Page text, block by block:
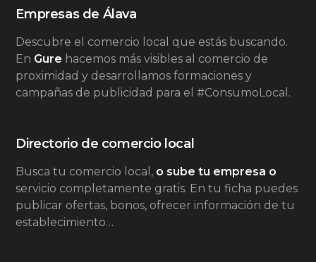
Empresas de Álava
Descubre el comercio local que estás buscando.
En Gure hacemos más visibles al comercio de
proximidad y desarrollamos formaciones y
campañas de publicidad para el #ConsumoLocal.
Directorio de comercio local
Busca tu comercio local, o sube tu empresa o
servicio completamente gratis. En tu ficha puedes
publicar ofertas, bonos, ofrecer información de tu
establecimiento…